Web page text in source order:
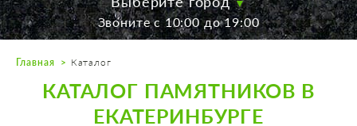
K2532513@yandex.ru
Пн. — Пт. с 10:00 до 19:00
Воскресенье по договор.
Звоните с 10:00 до 19:00
Главная Каталог
КАТАЛОГ ПАМЯТНИКОВ В
ЕКАТЕРИНБУРГЕ